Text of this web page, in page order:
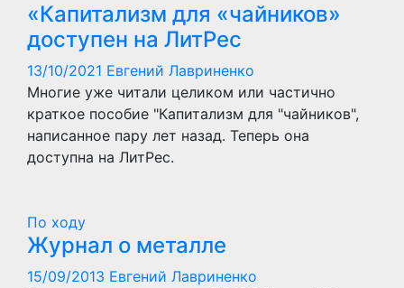
«Капитализм для «чайников»
доступен на ЛитРес
13/10/2021 Евгений Лавриненко
Многие уже читали целиком или частично
краткое пособие "Капитализм для "чайников",
написанное пару лет назад. Теперь она
доступна на ЛитРес.
По ходу
Журнал о металле
15/09/2013 Евгений Лавриненко